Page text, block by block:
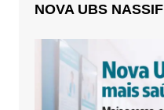
NOVA UBS NASSIF